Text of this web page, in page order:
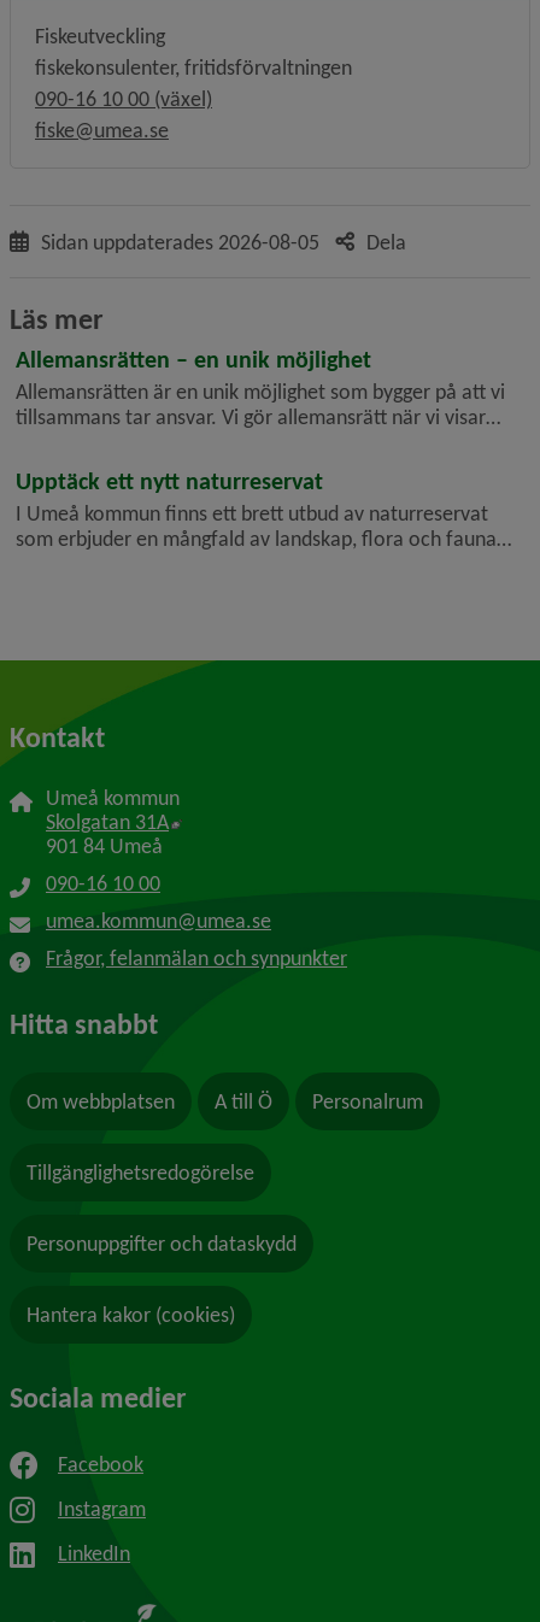
Fiskeutveckling
fiskekonsulenter, fritidsförvaltningen
090-16 10 00 (växel)
fiske@umea.se
Sidan uppdaterades 2026-08-05 Dela
Läs mer
Allemansrätten – en unik möjlighet
Allemansrätten är en unik möjlighet som bygger på att vi
tillsammans tar ansvar. Vi gör allemansrätt när vi visar
är lätt att göra allemansrätt!
Upptäck ett nytt naturreservat
I Umeå kommun finns ett brett utbud av naturreservat
som erbjuder en mångfald av landskap, flora och fauna
Kontakt
Umeå kommun
Skolgatan 31A Länk till annan webbplats, öppnas i nytt
901 84 Umeå
090-16 10 00
umea.kommun@umea.se
Frågor, felanmälan och synpunkter
Hitta snabbt
Om webbplatsen A till Ö Personalrum
Tillgänglighetsredogörelse
Personuppgifter och dataskydd
Hantera kakor (cookies)
Sociala medier
Facebook
Instagram
LinkedIn